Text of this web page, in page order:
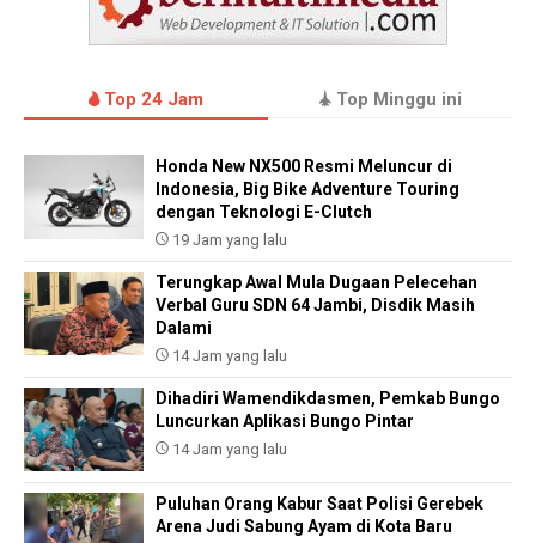
Top 24 Jam Top Minggu ini
Honda New NX500 Resmi Meluncur di
Indonesia, Big Bike Adventure Touring
dengan Teknologi E-Clutch
19 Jam yang lalu
Terungkap Awal Mula Dugaan Pelecehan
Verbal Guru SDN 64 Jambi, Disdik Masih
Dalami
14 Jam yang lalu
Dihadiri Wamendikdasmen, Pemkab Bungo
Luncurkan Aplikasi Bungo Pintar
14 Jam yang lalu
Puluhan Orang Kabur Saat Polisi Gerebek
Arena Judi Sabung Ayam di Kota Baru